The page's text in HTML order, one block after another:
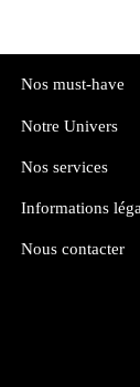
Nos must-have
Notre Univers
Nos services
Informations
Nous contacter